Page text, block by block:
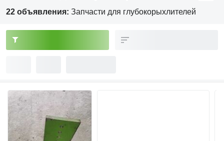
22 объявления: Запчасти для глубокорыхлителей